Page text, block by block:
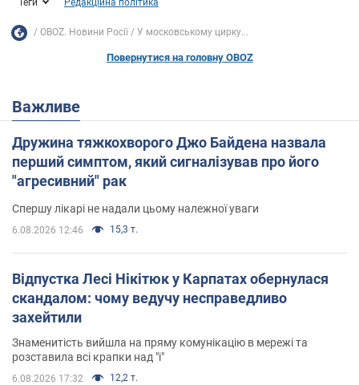
OBOZ. Новини Росії У московському цирку...
Повернутися на головну OBOZ
Важливе
Дружина тяжкохворого Джо Байдена назвала
перший симптом, який сигналізував про його
"агресивний" рак
Спершу лікарі не надали цьому належної уваги
6.08.2026 12:46 15,3 т.
Відпустка Лесі Нікітюк у Карпатах обернулася
скандалом: чому ведучу несправедливо
захейтили
Знаменитість вийшла на пряму комунікацію в мережі та
розставила всі крапки над "і"
6.08.2026 17:32 12,2 т.